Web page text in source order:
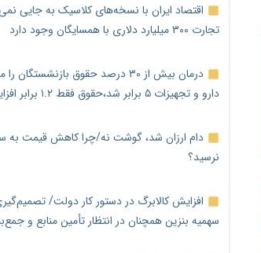
اقتصاد ایران با نسخه‌های کلاسیک به جایی
تجارت ۳۰۰ میلیارد دلاری با همسایگان وجود دارد
درمان بیش از ۳۰ درصد حقوق
دارو و تجهیزات ۵ برابر شد،حقوق فقط ۱.۲ برابر افزایش یافت
دام ارزان شد، گوشت نه/چرا کاهش قیمت به
نرسید؟
افزایش کالابرگ در دستور کار دولت/
سهمیه بنزین همچنان در انتظار تأمین منابع و